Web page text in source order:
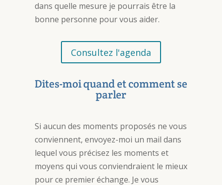
dans quelle mesure je pourrais être la
bonne personne pour vous aider.
Consultez l'agenda
Dites-moi quand et comment se
parler
Si aucun des moments proposés ne vous
conviennent, envoyez-moi un mail dans
lequel vous précisez les moments et
moyens qui vous conviendraient le mieux
pour ce premier échange. Je vous